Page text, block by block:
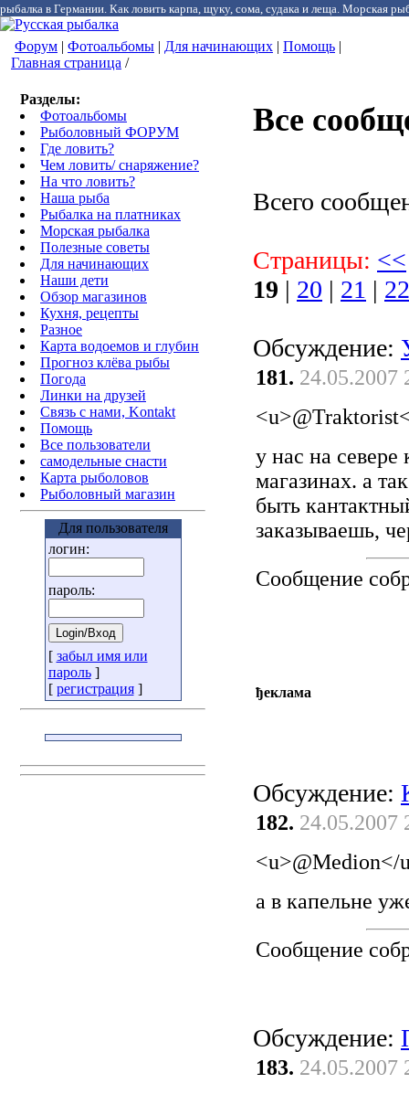
рыбалка в Германии. Как ловить карпа, щуку, сома, судака и леща. Морская
Форум | Фотоальбомы | Для начинающих | Помощь |
Главная страница /
Разделы:
Фотоальбомы
Рыболовный ФОРУМ
Где ловить?
Чем ловить/ снаряжение?
На что ловить?
Наша рыба
Рыбалка на платниках
Морская рыбалка
Полезные советы
Для начинающих
Наши дети
Обзор магазинов
Кухня, рецепты
Разное
Карта водоемов и глубин
Прогноз клёва рыбы
Погода
Линки на друзей
Связь с нами, Kontakt
Помощь
Все пользователи
самодельные снасти
Карта рыболовов
Рыболовный магазин
Для пользователя
логин:
пароль:
[ забыл имя или
пароль]
[ регистрация]
Все
Всего
Страницы: <<
19 | 20 | 21 | 22
Обсуждение:
181. 24.05.2007
у нас на
магазинах. а
быть
заказываешь,
Сообщение
ђеклама
Обсуждение:
182. 24.05.2007
<u>@Medion</
а в капельне
Сообщение
Обсуждение:
183. 24.05.2007